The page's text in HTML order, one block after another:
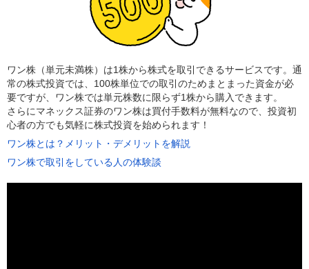
ワン株（単元未満株）は1株から株式を取引できるサービスです。通
常の株式投資では、100株単位での取引のためまとまった資金が必
要ですが、ワン株では単元株数に限らず1株から購入できます。
さらにマネックス証券のワン株は買付手数料が無料なので、投資初
心者の方でも気軽に株式投資を始められます！
ワン株とは？メリット・デメリットを解説
ワン株で取引をしている人の体験談